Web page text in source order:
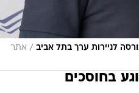
לניירות ערך בתל אביב / אתר
בחוסכים